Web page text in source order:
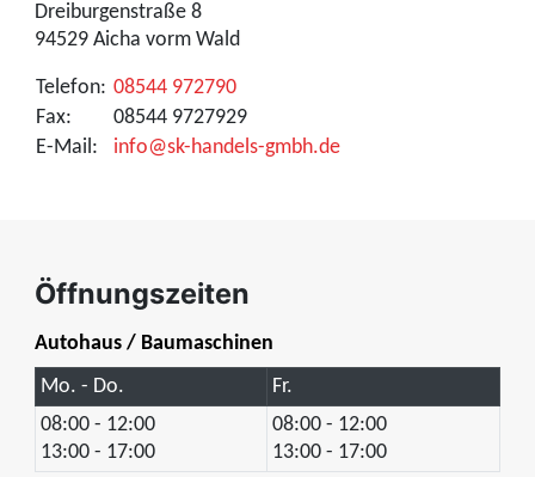
Dreiburgenstraße 8
94529 Aicha vorm Wald
Telefon: 08544 972790
Fax:
08544 9727929
E-Mail:
info@sk-handels-gmbh.de
Öffnungszeiten
Autohaus / Baumaschinen
Mo. - Do.
Fr.
08:00 - 12:00
13:00 - 17:00
08:00 - 12:00
13:00 - 17:00